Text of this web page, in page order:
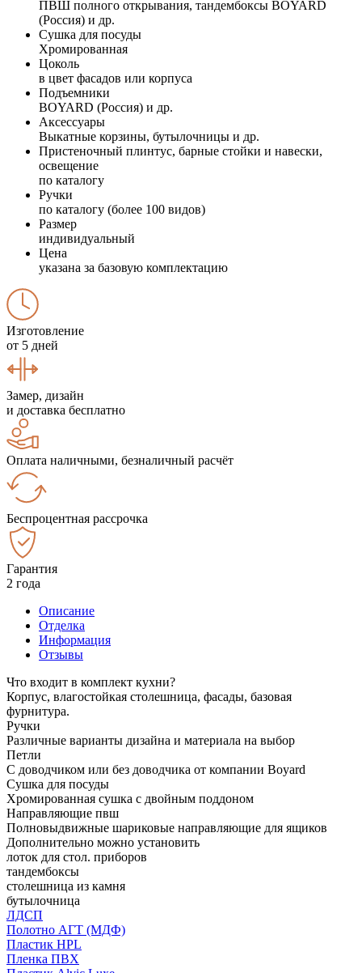
ПВШ полного открывания, тандембоксы BOYARD
(Россия) и др.
Сушка для посуды
Хромированная
Цоколь
в цвет фасадов или корпуса
Подъемники
BOYARD (Россия) и др.
Аксессуары
Выкатные корзины, бутылочницы и др.
Пристеночный плинтус, барные стойки и навески,
освещение
по каталогу
Ручки
по каталогу (более 100 видов)
Размер
индивидуальный
Цена
указана за базовую комплектацию
Изготовление
от 5 дней
Замер, дизайн
и доставка бесплатно
Оплата наличными, безналичный расчёт
Беспроцентная рассрочка
Гарантия
2 года
Описание
Отделка
Информация
Отзывы
Что входит в комплект кухни?
Корпус, влагостойкая столешница, фасады, базовая
фурнитура.
Ручки
Различные варианты дизайна и материала на выбор
Петли
С доводчиком или без доводчика от компании Boyard
Сушка для посуды
Хромированная сушка с двойным поддоном
Направляющие пвш
Полновыдвижные шариковые направляющие для ящиков
Дополнительно можно установить
лоток для стол. приборов
тандембоксы
столешница из камня
бутылочница
ЛДСП
Полотно АГТ (МДФ)
Пластик HPL
Пленка ПВХ